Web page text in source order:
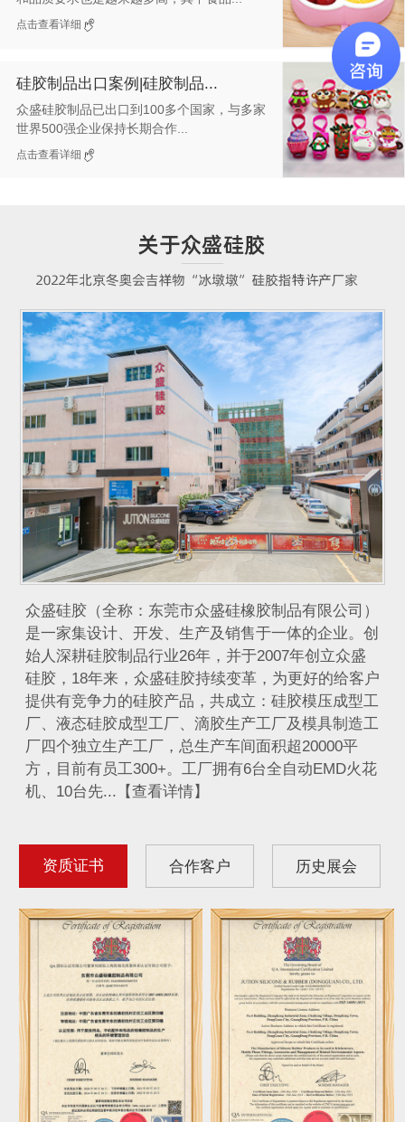
点击查看详细
硅胶制品出口案例|硅胶制品...
众盛硅胶制品已出口到100多个国家，与多家
世界500强企业保持长期合作...
点击查看详细
众盛硅胶（全称：东莞市众盛硅橡胶制品有限公司）
是一家集设计、开发、生产及销售于一体的企业。创
始人深耕硅胶制品行业26年，并于2007年创立众盛
硅胶，18年来，众盛硅胶持续变革，为更好的给客户
提供有竞争力的硅胶产品，共成立：硅胶模压成型工
厂、液态硅胶成型工厂、滴胶生产工厂及模具制造工
厂四个独立生产工厂，总生产车间面积超20000平
方，目前有员工300+。工厂拥有6台全自动EMD火花
机、10台先...【查看详情】
资质证书 合作客户 历史展会
沃尔玛 小不点 DOT